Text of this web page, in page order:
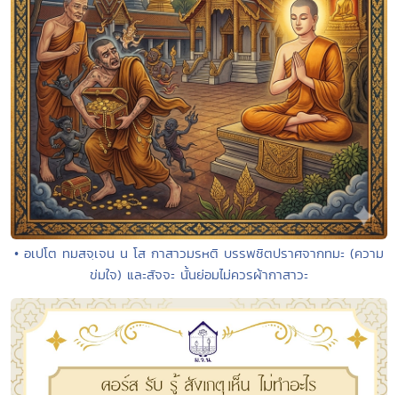
• อเปโต ทมสจฺเจน น โส กาสาวมรหติ บรรพชิตปราศจากทมะ (ความ
ข่มใจ) และสัจจะ นั้นย่อมไม่ควรผ้ากาสาวะ